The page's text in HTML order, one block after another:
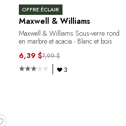
OFFRE ÉCLAIR
Maxwell & Williams
Maxwell & Williams Sous-verre rond
en marbre et acacia - Blanc et bois
6,39 $7,99 $
3
♥